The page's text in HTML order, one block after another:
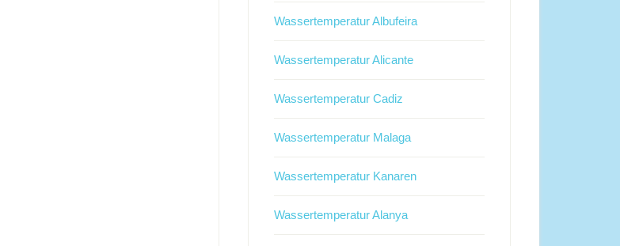
Wassertemperatur Albufeira
Wassertemperatur Alicante
Wassertemperatur Cadiz
Wassertemperatur Malaga
Wassertemperatur Kanaren
Wassertemperatur Alanya